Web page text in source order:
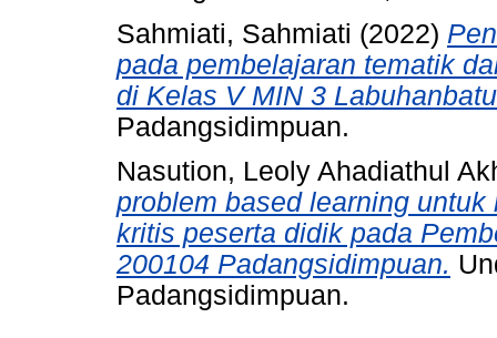
Sahmiati, Sahmiati (2022)
pada pembelajaran tematik
di Kelas V MIN 3
Padangsidimpuan.
Nasution, Leoly Ahadiathul
problem based learning
kritis peserta didik pada
200104 Padangsidimpuan.
Padangsidimpuan.